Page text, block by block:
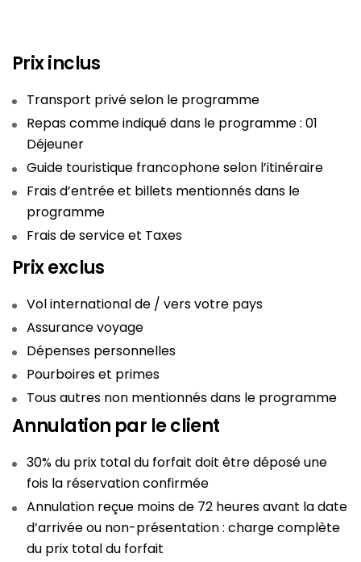
Prix inclus
Transport privé selon le programme
Repas comme indiqué dans le programme : 01
Déjeuner
Guide touristique francophone selon l’itinéraire
Frais d’entrée et billets mentionnés dans le
programme
Frais de service et Taxes
Prix exclus
Vol international de / vers votre pays
Assurance voyage
Dépenses personnelles
Pourboires et primes
Tous autres non mentionnés dans le programme
Annulation par le client
30% du prix total du forfait doit être déposé une
fois la réservation confirmée
Annulation reçue moins de 72 heures avant la date
d’arrivée ou non-présentation : charge complète
du prix total du forfait